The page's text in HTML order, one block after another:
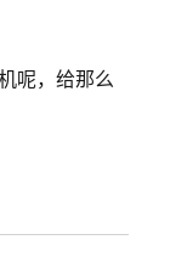
呢，给那么